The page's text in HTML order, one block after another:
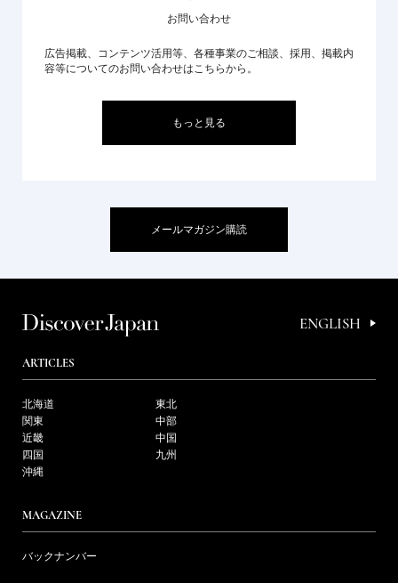
お問い合わせ
広告掲載、コンテンツ活用等、各種事業のご相談、採用、掲載内
容等についてのお問い合わせはこちらから。
もっと見る
メールマガジン購読
ENGLISH
ARTICLES
北海道
東北
関東
中部
近畿
中国
四国
九州
沖縄
MAGAZINE
バックナンバー